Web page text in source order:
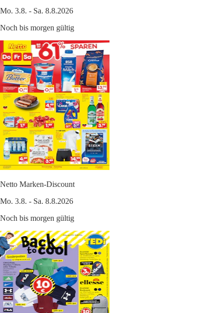
Mo. 3.8. - Sa. 8.8.2026
Noch bis morgen gültig
Netto Marken-Discount
Mo. 3.8. - Sa. 8.8.2026
Noch bis morgen gültig